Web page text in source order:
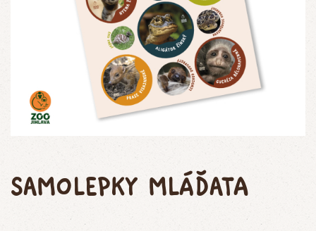
Samolepky mláďata